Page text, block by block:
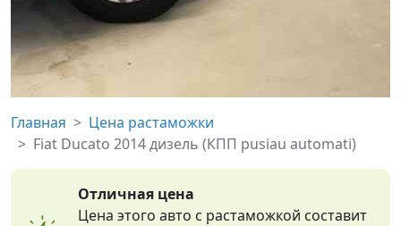
Главная
Цена растаможки
Fiat Ducato 2014 дизель (КПП pusiau automati)
Отличная цена
Цена этого авто с растаможкой составит